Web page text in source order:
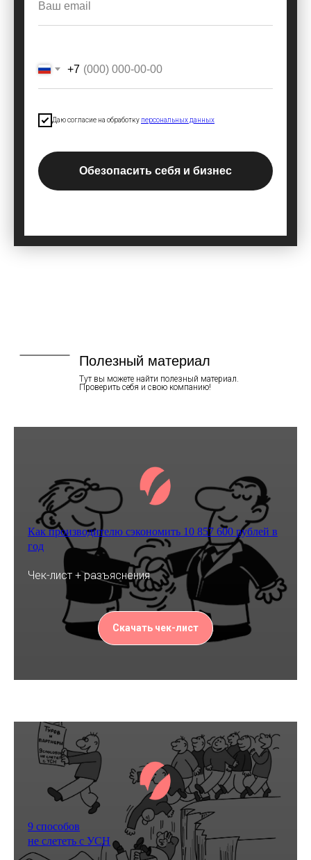
+7
Даю согласие на обработку персональных данных
Обезопасить себя и бизнес
Полезный материал
Тут вы можете найти полезный материал.
Проверить себя и свою компанию!
Как производителю сэкономить 10 857 600 рублей в
год
Чек-лист + разъяснения
Скачать чек-лист
9 способов
не слететь с УСН